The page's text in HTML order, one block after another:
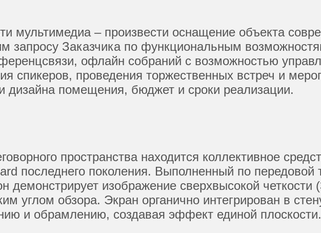
мультимедиа – произвести оснащение объекта
запросу Заказчика по функциональным
офлайн собраний с возможностью
спикеров, проведения торжественных встреч и
дизайна помещения, бюджет и сроки реализации.
пространства находится коллективное
последнего поколения. Выполненный по передовой
демонстрирует изображение сверхвысокой четкости
углом обзора. Экран органично интегрирован в
и обрамлению, создавая эффект единой плоскости.